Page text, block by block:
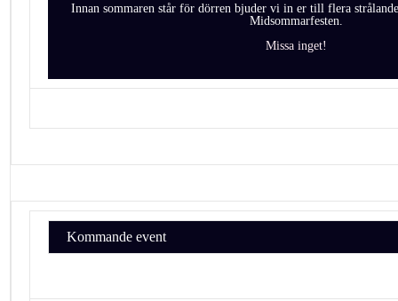
Innan sommaren står för dörren bjuder vi in er till flera
Midsommarfesten.
Missa inget!
Kommande event